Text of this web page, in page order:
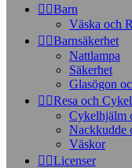
 Barn
Väska och
 Barnsäkerhet
Nattlampa
Säkerhet
Glasögon
 Resa och Cykel
Cykelhjälm
Nackkudde
Väskor
 Licenser